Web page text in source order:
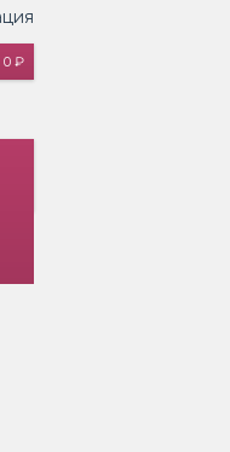
0 ₽